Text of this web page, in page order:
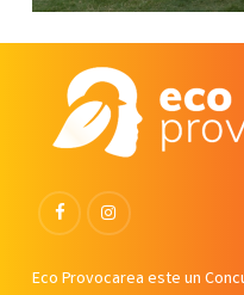
FacebookInstagram
Eco Provocarea este un